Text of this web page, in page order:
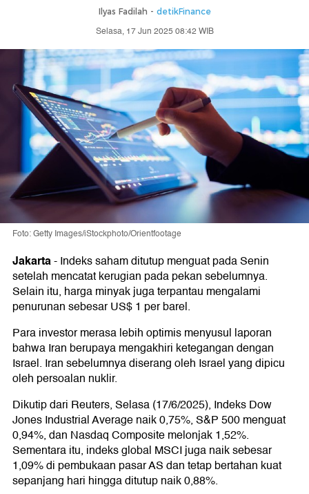
Ilyas Fadilah - detikFinance
Selasa, 17 Jun 2025 08:42 WIB
Foto: Getty Images/iStockphoto/Orientfootage
Jakarta-Indeks saham ditutup menguat pada Senin
setelah mencatat kerugian pada pekan sebelumnya.
Selain itu, harga minyak juga terpantau mengalami
penurunan sebesar US$ 1 per barel.
Para investor merasa lebih optimis menyusul laporan
bahwa Iran berupaya mengakhiri ketegangan dengan
Israel. Iran sebelumnya diserang oleh Israel yang dipicu
oleh persoalan nuklir.
Dikutip dari Reuters, Selasa (17/6/2025), Indeks Dow
Jones Industrial Average naik 0,75%, S&P 500 menguat
0,94%, dan Nasdaq Composite melonjak 1,52%.
Sementara itu, indeks global MSCI juga naik sebesar
1,09% di pembukaan pasar AS dan tetap bertahan kuat
sepanjang hari hingga ditutup naik 0,88%.